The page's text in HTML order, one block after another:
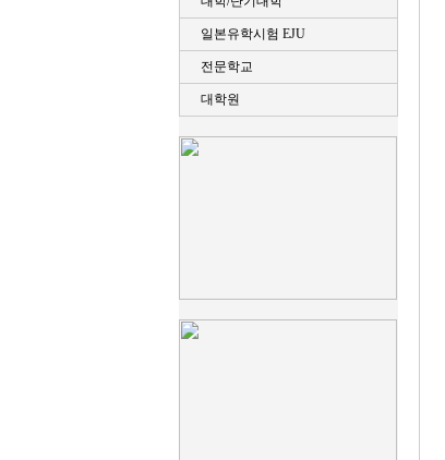
일 본유학시험 EJU
전문학교
대학원